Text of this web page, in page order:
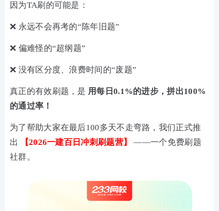
因为TA刷的可能是：
❌ 永远不会再考的“陈年旧题”
❌ 偏难怪的“超纲题”
❌ 没有区分度、浪费时间的“废题”
真正的有效刷题，是 用每日0.1%的进步，拼出100%
的通过率！
为了帮助大家在最后100多天不走弯路，我们正式推
出
【2026一建百日冲刺刷题营】
——一个免费刷题
社群。